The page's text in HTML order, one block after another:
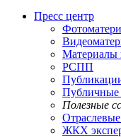
Пресс центр
РСПП
Публичные
Полезные
ЖКХ